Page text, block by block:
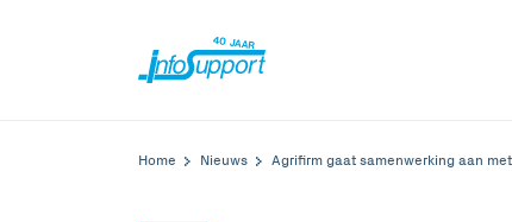
Home Nieuws Agrifirm gaat samenwerking aan